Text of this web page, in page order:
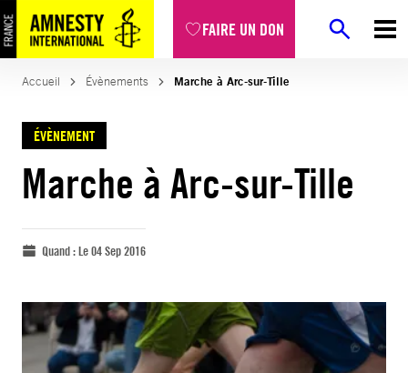
FAIRE UN DON
Accueil Évènements Marche à Arc-sur-Tille
ÉVÈNEMENT
Marche à Arc-sur-Tille
Quand :Le 04 Sep 2016